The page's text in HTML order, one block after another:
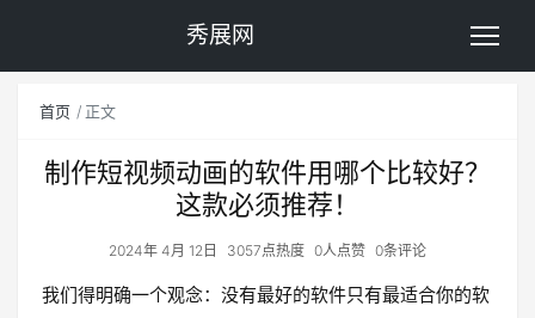
秀展网
首页 正文
制作短视频动画的软件用哪个比较好？
这款必须推荐！
2024年 4月 12日 3057点热度 0人点赞 0条评论
我们得明确一个观念：没有最好的软件只有最适合你的软